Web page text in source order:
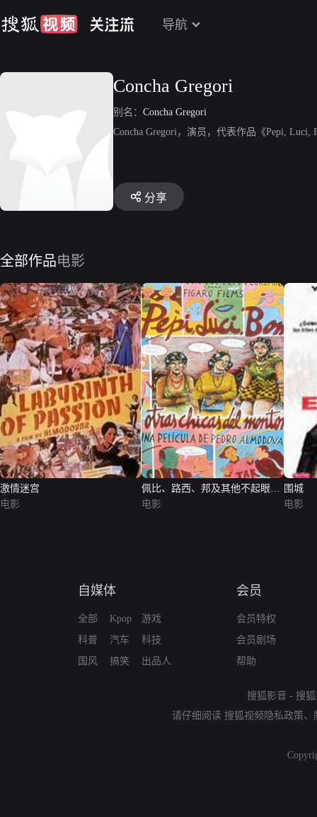
导航
Concha Gregori
别名： Concha Gregori
Concha Gregori，演员，代表作品《Pepi, Luci,
分享
全部作品电影
激情迷宫
电影
佩比、路西、邦及其他不起眼的
姑娘
电影
围城
电影
自媒体
全部
科普
国风
Kpop
汽车
搞笑
游戏
科技
出品人
会员
会员特权
会员剧场
帮助
搜狐影音 - 搜
请仔细阅读 搜狐视频隐私政策、